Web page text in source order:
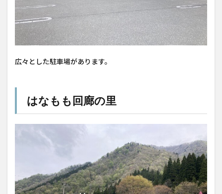
広々とした駐車場があります。
はなもも回廊の里